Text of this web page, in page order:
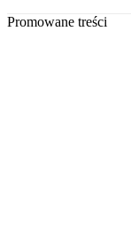
Promowane treści